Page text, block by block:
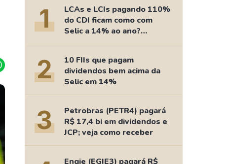
Dividendos
- BNB
Ideias
Agenda de Dividendos
Radar do Dividendo Inteligente
As Ações Mais Buscadas
Guia do Iniciante
1
LCAs e LCIs pagando 110%
do CDI ficam como com
Selic a 14% ao ano?
Fizemos as contas
2
10 FIIs que pagam
dividendos bem acima da
Selic em 14%
3
Petrobras (PETR4) pagará
R$ 17,4 bi em dividendos e
JCP; veja como receber
Engie (EGIE3) pagará R$